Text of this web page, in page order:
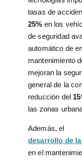
tasas de
25% en los
de seguridad
automático de
mantenimiento
mejoran la
general de la
reducción del
las zonas
Además, el
desarrollo de
en el